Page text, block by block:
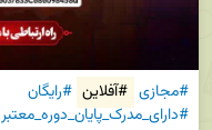
#مجازی #آفلاین #رایگان
#دارای_مدرک_پایان_دوره_معتبر